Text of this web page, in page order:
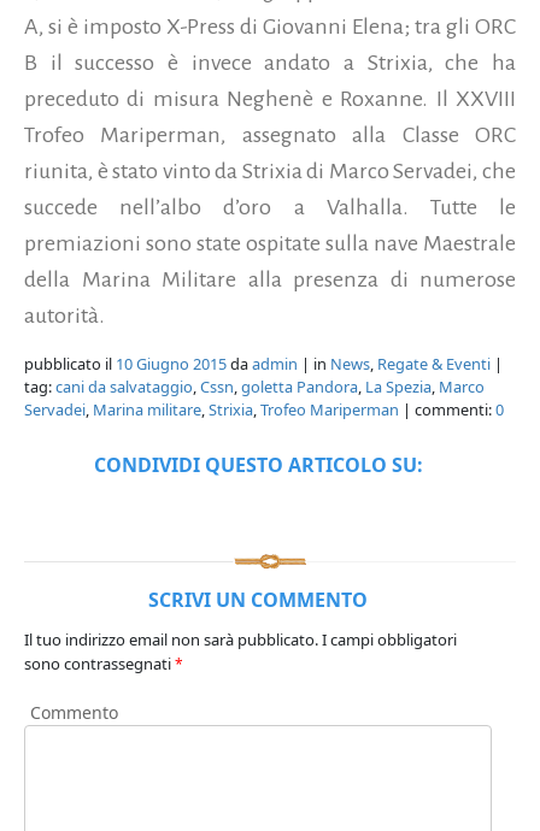
A, si è imposto X-Press di Giovanni Elena; tra gli ORC
B il successo è invece andato a Strixia, che ha
preceduto di misura Neghenè e Roxanne. Il XXVIII
Trofeo Mariperman, assegnato alla Classe ORC
riunita, è stato vinto da Strixia di Marco Servadei, che
succede nell’albo d’oro a Valhalla. Tutte le
premiazioni sono state ospitate sulla nave Maestrale
della Marina Militare alla presenza di numerose
autorità.
pubblicato il 10 Giugno 2015daadmin | in News, Regate & Eventi |
tag:cani da salvataggio,Cssn,goletta Pandora, La Spezia, Marco
Servadei, Marina militare,Strixia,Trofeo Mariperman | commenti:0
CONDIVIDI QUESTO ARTICOLO SU:
SCRIVI UN COMMENTO
Il tuo indirizzo email non sarà pubblicato.I campi obbligatori
sono contrassegnati*
Commento